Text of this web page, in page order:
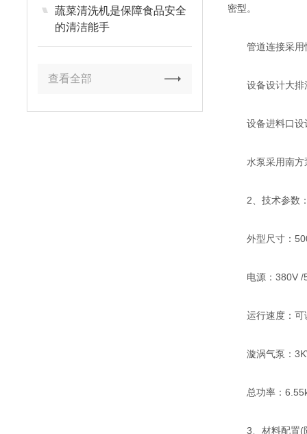
蔬菜清洗机是保障食品安全
的清洁能手
查看全部
密型。
管道连接采用快
设备设计大排污
设备进料口设计
水泵采用南方泵
2、技术参数
外型尺寸：
电源：
运行速度
漩涡气泵
总功率：
3、材料配置(